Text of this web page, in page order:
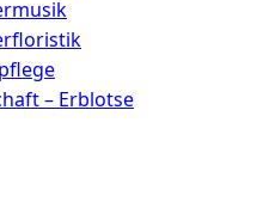
– Erblotse